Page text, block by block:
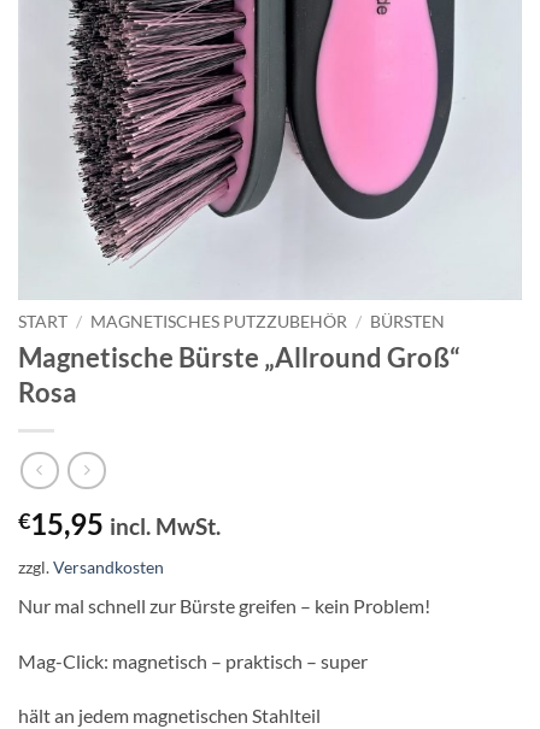
START / MAGNETISCHES PUTZZUBEHÖR / BÜRSTEN
Magnetische Bürste „Allround Groß“
Rosa
€15,95 incl. MwSt.
zzgl.Versandkosten
Nur mal schnell zur Bürste greifen – kein Problem!
Mag-Click: magnetisch – praktisch – super
hält an jedem magnetischen Stahlteil